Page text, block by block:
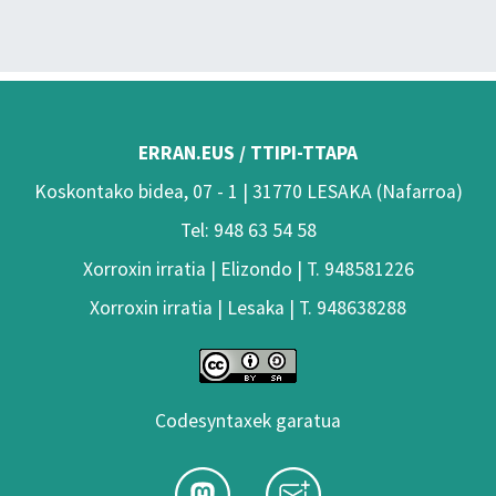
ERRAN.EUS / TTIPI-TTAPA
Koskontako bidea, 07 - 1 | 31770 LESAKA (Nafarroa)
Tel: 948 63 54 58
Xorroxin irratia | Elizondo | T. 948581226
Xorroxin irratia | Lesaka | T. 948638288
Codesyntaxek garatua